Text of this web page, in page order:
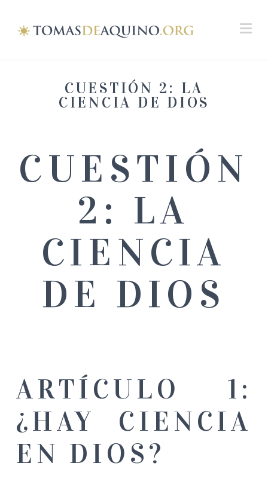
CUESTIÓN 2: LA
CIENCIA DE DIOS
CUESTIÓN
2: LA
CIENCIA
DE DIOS
ARTÍCULO 1:
¿HAY CIENCIA
EN DIOS?